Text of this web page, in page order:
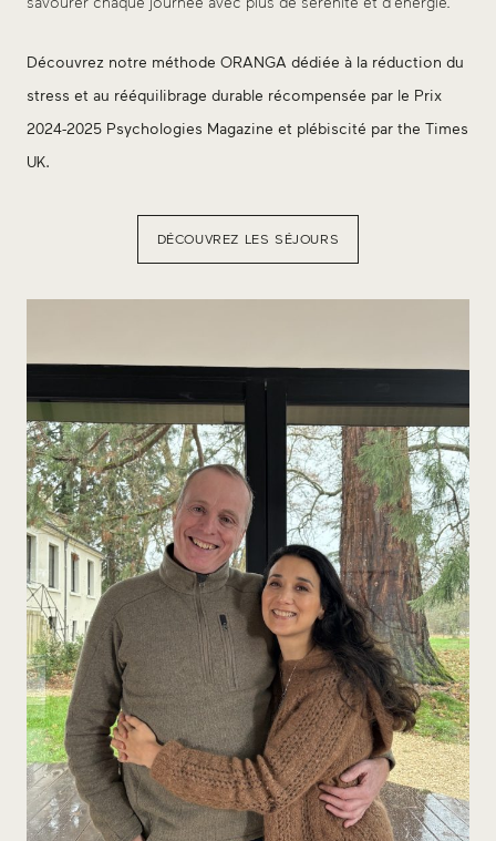
Découvrez notre méthode ORANGA dédiée à la réduction du
stress et au rééquilibrage durable récompensée par le Prix
2024-2025 Psychologies Magazine et plébiscité par the Times
UK.
DÉCOUVREZ LES SÉJOURS